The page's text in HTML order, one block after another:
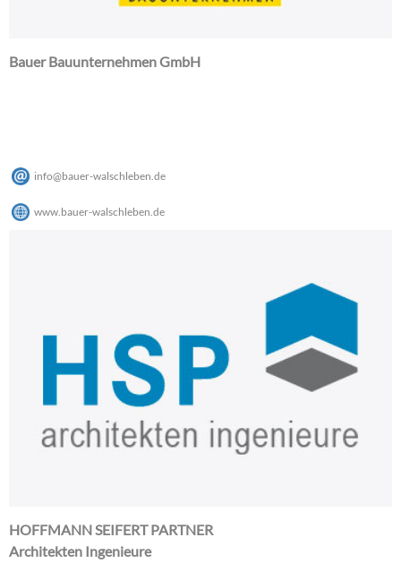
Bauer Bauunternehmen GmbH
info@bauer-walschleben.de
www.bauer-walschleben.de
HOFFMANN SEIFERT PARTNER
Architekten Ingenieure